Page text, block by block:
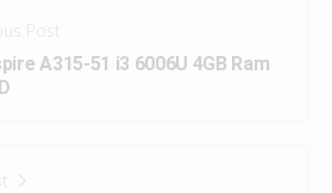
Post
A315-51 i3 6006U 4GB Ram